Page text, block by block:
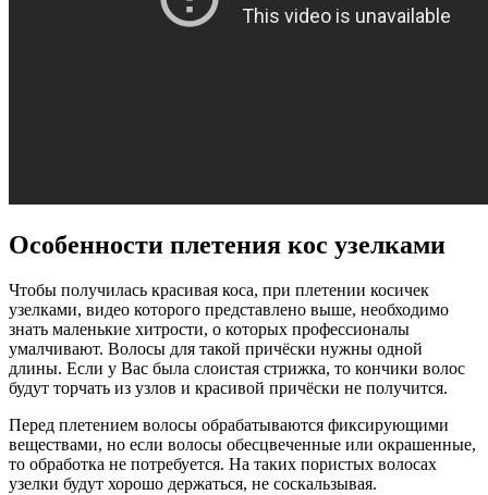
Особенности плетения кос узелками
Чтобы получилась красивая коса, при плетении косичек
узелками, видео которого представлено выше, необходимо
знать маленькие хитрости, о которых профессионалы
умалчивают. Волосы для такой причёски нужны одной
длины. Если у Вас была слоистая стрижка, то кончики волос
будут торчать из узлов и красивой причёски не получится.
Перед плетением волосы обрабатываются фиксирующими
веществами, но если волосы обесцвеченные или окрашенные,
то обработка не потребуется. На таких пористых волосах
узелки будут хорошо держаться, не соскальзывая.